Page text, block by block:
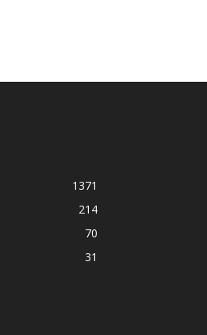
1371
214
70
31